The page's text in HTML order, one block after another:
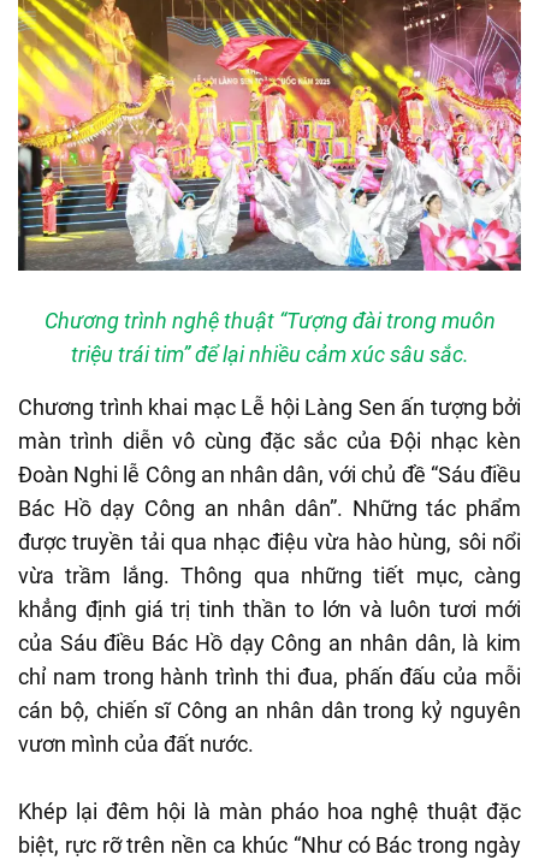
Chương trình nghệ thuật “Tượng đài trong muôn
triệu trái tim” để lại nhiều cảm xúc sâu sắc.
Chương trình khai mạc Lễ hội Làng Sen ấn tượng bởi
màn trình diễn vô cùng đặc sắc của Đội nhạc kèn
Đoàn Nghi lễ Công an nhân dân, với chủ đề “Sáu điều
Bác Hồ dạy Công an nhân dân”. Những tác phẩm
được truyền tải qua nhạc điệu vừa hào hùng, sôi nổi
vừa trầm lắng. Thông qua những tiết mục, càng
khẳng định giá trị tinh thần to lớn và luôn tươi mới
của Sáu điều Bác Hồ dạy Công an nhân dân, là kim
chỉ nam trong hành trình thi đua, phấn đấu của mỗi
cán bộ, chiến sĩ Công an nhân dân trong kỷ nguyên
vươn mình của đất nước.
Khép lại đêm hội là màn pháo hoa nghệ thuật đặc
biệt, rực rỡ trên nền ca khúc “Như có Bác trong ngày